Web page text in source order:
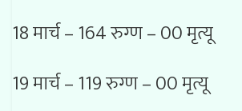
18 मार्च – 164 रुग्ण – 00 मृत्यू
19 मार्च – 119 रुग्ण – 00 मृत्यू